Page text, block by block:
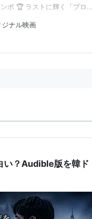
ポ ​🏆 ラストに輝く「プロ強
ナル映画
い？Audible版を韓ド